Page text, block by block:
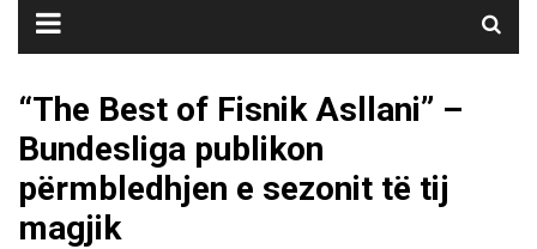
“The Best of Fisnik Asllani” –
Bundesliga publikon
përmbledhjen e sezonit të tij
magjik